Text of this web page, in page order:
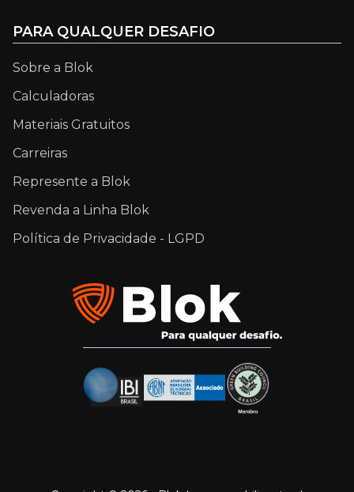
PARA QUALQUER DESAFIO
Sobre a Blok
Calculadoras
Materiais Gratuitos
Carreiras
Represente a Blok
Revenda a Linha Blok
Política de Privacidade - LGPD